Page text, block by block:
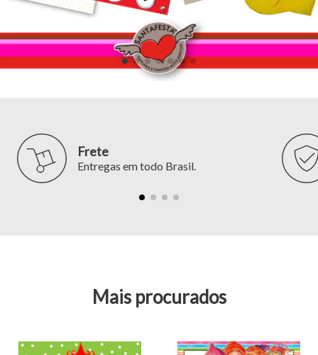
Frete
Entregas em todo Brasil.
Mais procurados